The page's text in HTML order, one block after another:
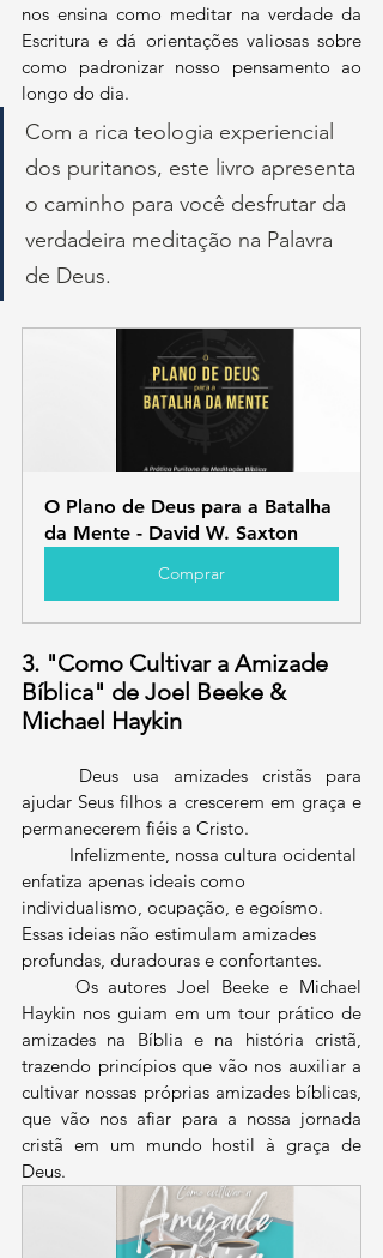
nos ensina como meditar na verdade da
Escritura e dá orientações valiosas sobre
como padronizar nosso pensamento ao
longo do dia.
Com a rica teologia experiencial
dos puritanos, este livro apresenta
o caminho para você desfrutar da
verdadeira meditação na Palavra
de Deus.
O Plano de Deus para a Batalha
da Mente - David W. Saxton
Comprar
3. "Como Cultivar a Amizade
Bíblica" de Joel Beeke &
Michael Haykin
ajudar Seus filhos a crescerem em graça e
permanecerem fiéis a Cristo.
enfatiza apenas ideais como
individualismo, ocupação, e egoísmo.
Essas ideias não estimulam amizades
profundas, duradouras e confortantes.
Haykin nos guiam em um tour prático de
amizades na Bíblia e na história cristã,
trazendo princípios que vão nos auxiliar a
cultivar nossas próprias amizades bíblicas,
que vão nos afiar para a nossa jornada
cristã em um mundo hostil à graça de
Deus.